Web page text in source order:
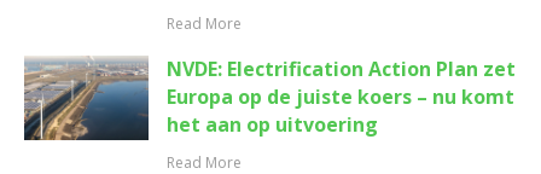
Read More
NVDE: Electrification Action Plan zet
Europa op de juiste koers – nu komt
het aan op uitvoering
Read More